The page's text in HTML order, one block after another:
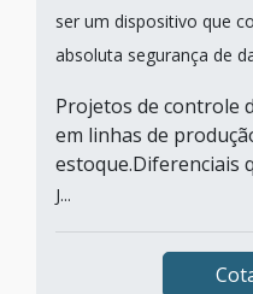
ser um dispositivo que
absoluta segurança de
Projetos de controle
em linhas de
estoque.Diferenciais
J...